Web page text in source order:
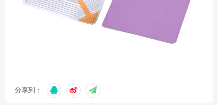
分享到：